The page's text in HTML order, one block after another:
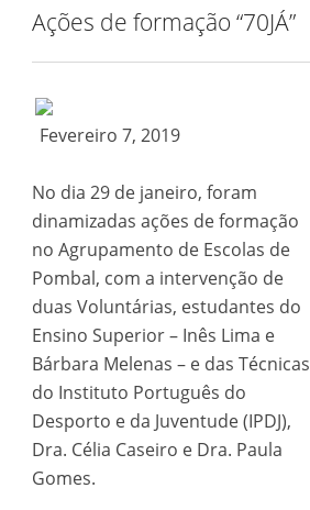
Ações de formação “70JÁ”
Fevereiro 7, 2019
No dia 29 de janeiro, foram
dinamizadas ações de formação
no Agrupamento de Escolas de
Pombal, com a intervenção de
duas Voluntárias, estudantes do
Ensino Superior – Inês Lima e
Bárbara Melenas – e das Técnicas
do Instituto Português do
Desporto e da Juventude (IPDJ),
Dra. Célia Caseiro e Dra. Paula
Gomes.